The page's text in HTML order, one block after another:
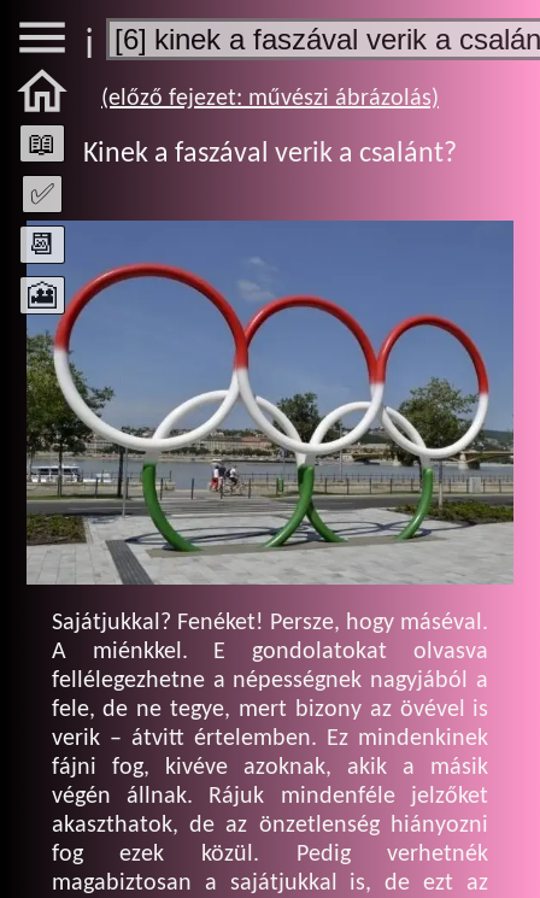


📖
✅
📆
🎦
ℹ️
(előző fejezet: művészi ábrázolás)
Kinek a faszával verik a csalánt?
Sajátjukkal? Fenéket! Persze, hogy máséval.
A miénkkel. E gondolatokat olvasva
fellélegezhetne a népességnek nagyjából a
fele, de ne tegye, mert bizony az övével is
verik – átvitt értelemben. Ez mindenkinek
fájni fog, kivéve azoknak, akik a másik
végén állnak. Rájuk mindenféle jelzőket
akaszthatok, de az önzetlenség hiányozni
fog ezek közül. Pedig verhetnék
magabiztosan a sajátjukkal is, de ezt az